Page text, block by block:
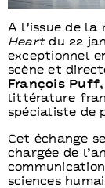
A l’issue de
Heartdu 22
exceptionnel
scène et
François Puff
littérature
spécialiste de
Cet échange
chargée de
sciences